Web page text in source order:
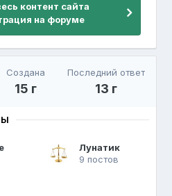
контент сайта
на форуме
Создана
15 г
Последний ответ
13 г
Лунатик
9 постов